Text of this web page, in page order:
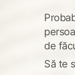
de
Să te